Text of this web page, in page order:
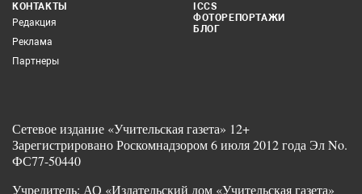
КОНТАКТЫ
Редакция
Реклама
Партнеры
ICCS
ФОТОРЕПОРТАЖИ
БЛОГ
Сетевое издание «Учительская газета» 12+
Зарегистрировано Роскомнадзором 6 июля 2012 года Эл No.
ФС77-50440
Учредитель: АО «Издательский дом «Учительская газета»